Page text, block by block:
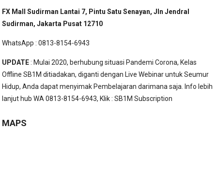
FX Mall Sudirman Lantai 7, Pintu Satu Senayan, Jln Jendral
Sudirman, Jakarta Pusat 12710
WhatsApp : 0813-8154-6943
UPDATE: Mulai 2020, berhubung situasi Pandemi Corona, Kelas
Offline SB1M ditiadakan, diganti dengan Live Webinar untuk Seumur
Hidup, Anda dapat menyimak Pembelajaran darimana saja. Info lebih
lanjut hub WA 0813-8154-6943, Klik :SB1M Subscription
MAPS